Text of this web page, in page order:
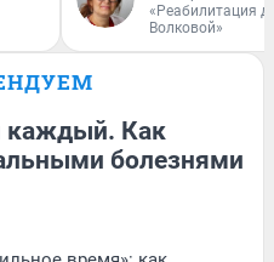
«Реабилитация
Волковой»
каждый. Как
болезнями